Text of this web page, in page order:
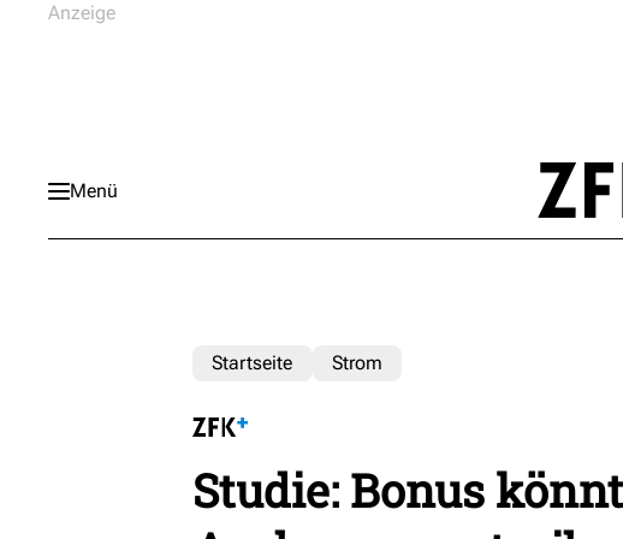
Menü
Startseite Strom
Studie: Bonus